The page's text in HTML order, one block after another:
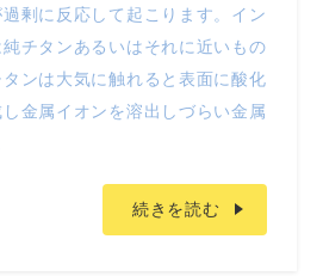
剰に反応して起こります。イン
チタンあるいはそれに近いもの
ンは大気に触れると表面に酸化
金属イオンを溶出しづらい金属
続きを読む